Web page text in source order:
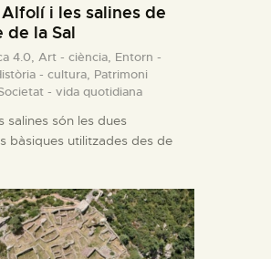
Alfolí i les salines de
de la Sal
4.0, Art - ciència, Entorn -
- cultura, Patrimoni
- vida quotidiana
salines són les dues
bàsiques utilitzades des de